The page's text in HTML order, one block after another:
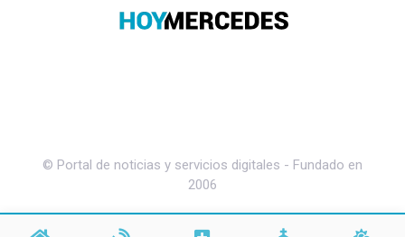
© Portal de noticias y servicios digitales - Fundado en
2006